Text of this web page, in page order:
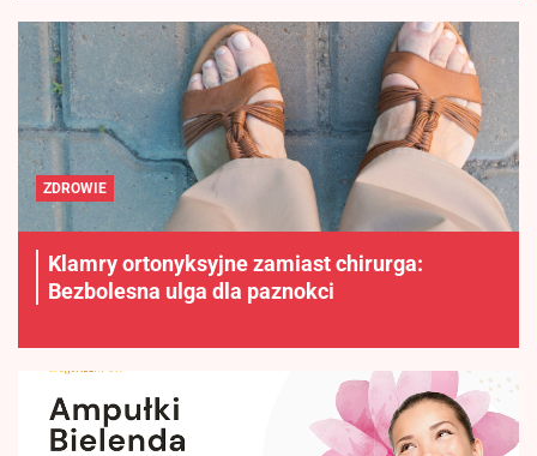
ZDROWIE
Klamry ortonyksyjne zamiast chirurga:
Bezbolesna ulga dla paznokci